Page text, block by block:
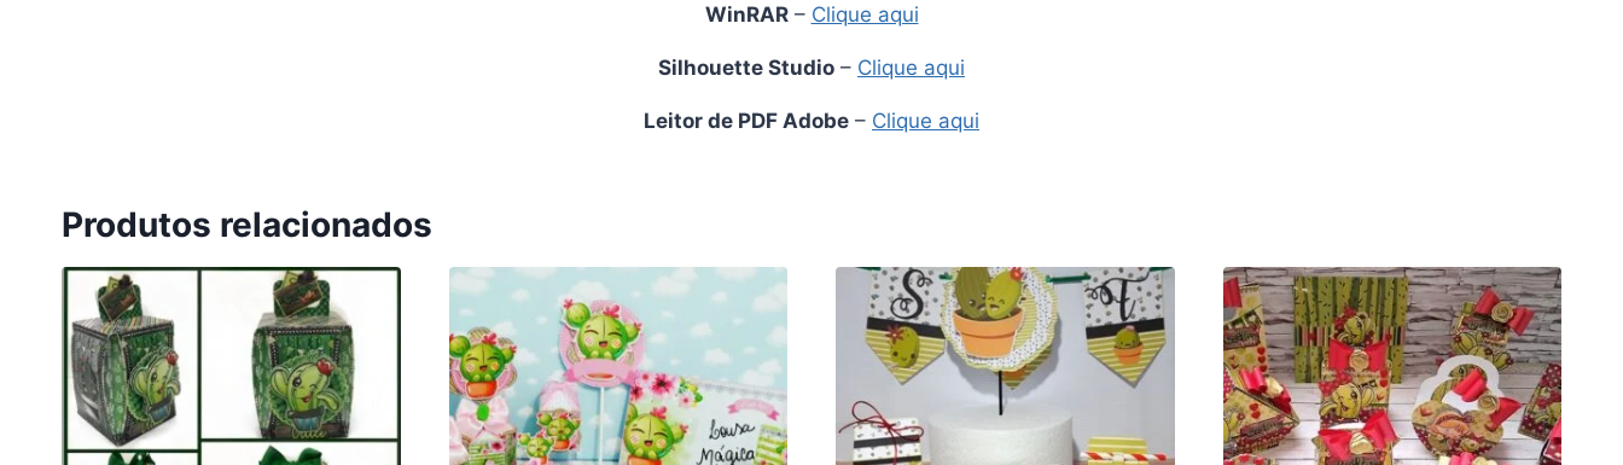
WinRAR– Clique aqui
Silhouette Studio – Clique aqui
Leitor de PDF Adobe – Clique aqui
Produtos relacionados